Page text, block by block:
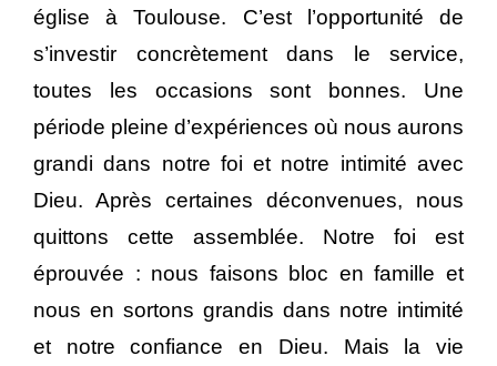
église à Toulouse. C’est l’opportunité de
s’investir concrètement dans le service,
toutes les occasions sont bonnes. Une
période pleine d’expériences où nous aurons
grandi dans notre foi et notre intimité avec
Dieu. Après certaines déconvenues, nous
quittons cette assemblée. Notre foi est
éprouvée : nous faisons bloc en famille et
nous en sortons grandis dans notre intimité
et notre confiance en Dieu. Mais la vie